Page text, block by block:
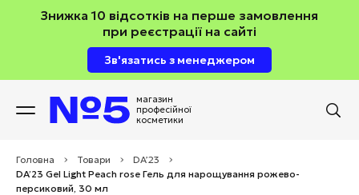
Знижка 10 відсотків на перше замовлення
при реєстрації на сайті
Зв'язатись з менеджером
магазин
професійної
косметики
Головна > Товари > DA’23
>
DA’23 Gel Light Peach rose Гель для нарощування рожево-
персиковий, 30 мл